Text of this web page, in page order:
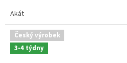
Akát
Český výrobek
3-4 týdny